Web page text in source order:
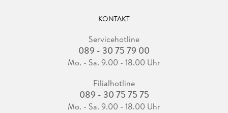
KONTAKT
Servicehotline
089 - 30 75 79 00
Mo. - Sa. 9.00 - 18.00 Uhr
Filialhotline
089 - 30 75 75 75
Mo. - Sa. 9.00 - 18.00 Uhr